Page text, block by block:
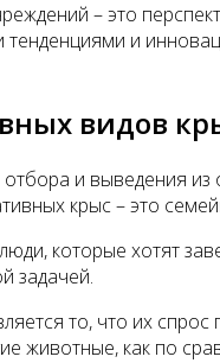
– это
и
видов
и выведения
крыс – это
которые хотят
задачей.
то, что их
животные, как по